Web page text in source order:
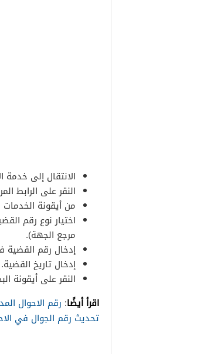
الانتقال إلى
النقر على الرابط
من أيقونة الخدمات
اختيار نوع رقم
مرجع الجهة).
إدخال رقم
إدخال تاريخ القضية.
النقر على أيقونة
اقرأ أيضًا: رقم الاحوال
تحديث رقم الجوال في